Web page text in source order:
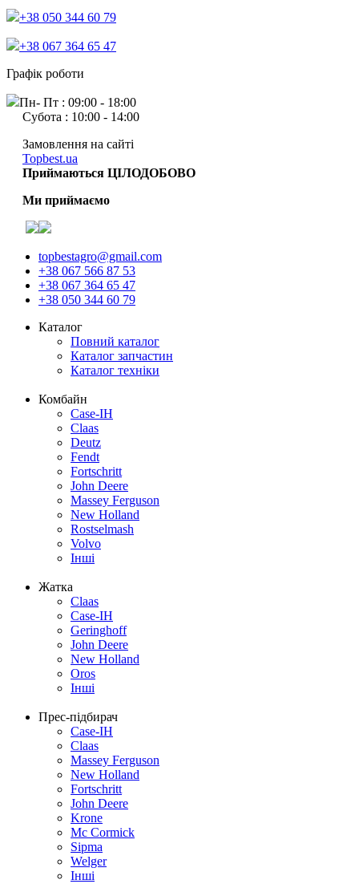
+38 050 344 60 79
+38 067 364 65 47
Графік роботи
Пн- Пт : 09:00 - 18:00
Субота : 10:00 - 14:00
Замовлення на сайті
Topbest.ua
Приймаються ЦІЛОДОБОВО
Ми приймаємо
topbestagro@gmail.com
+38 067 566 87 53
+38 067 364 65 47
+38 050 344 60 79
Каталог
Повний каталог
Каталог запчастин
Каталог техніки
Комбайн
Case-IH
Claas
Deutz
Fendt
Fortschritt
John Deere
Massey Ferguson
New Holland
Rostselmash
Volvo
Інші
Жатка
Claas
Case-IH
Geringhoff
John Deere
New Holland
Oros
Інші
Прес-підбирач
Case-IH
Claas
Massey Ferguson
New Holland
Fortschritt
John Deere
Krone
Mc Cormick
Sipma
Welger
Інші